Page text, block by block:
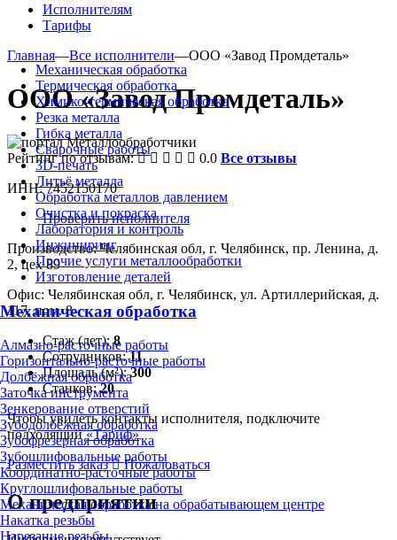
Исполнителям
Тарифы
Механическая обработка
Термическая обработка
Химико-термическая обработка
Резка металла
Гибка металла
Сварочные работы
3D-печать
Литьё металла
Обработка металлов давлением
Очистка и покраска
Лаборатория и контроль
Инжиниринг
Прочие услуги металлообработки
Изготовление деталей
Механическая обработка
Алмазно-расточные работы
Горизонтально-расточные работы
Долбёжная обработка
Заточка инструмента
Зенкерование отверстий
Зубодолбёжная обработка
Зубофрезерная обработка
Зубошлифовальные работы
Координатно-расточные работы
Круглошлифовальные работы
Механическая обработка на обрабатывающем центре
Накатка резьбы
Нарезание резьбы
Главная—Все исполнители—ООО «Завод Промдеталь»
ООО «Завод Промдеталь»
Рейтинг по отзывам: 0.0 Все отзывы
ИНН: 7452150170
Проверить исполнителя
Производство: Челябинская обл, г. Челябинск, пр. Ленина, д.
2, цех 89
Офис: Челябинская обл, г. Челябинск, ул. Артиллерийская, д.
117, пом. 8
Стаж (лет):8
Сотрудников:11
Площадь (м²):300
Станков:20
Чтобы увидеть контакты исполнителя, подключите
подходящий«Тариф»
Разместить заказ
Пожаловаться
О предприятии